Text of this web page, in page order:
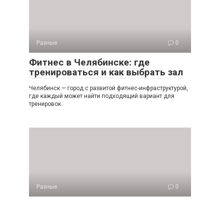
Разные 0
Фитнес в Челябинске: где
тренироваться и как выбрать зал
Челябинск — город с развитой фитнес-инфраструктурой,
где каждый может найти подходящий вариант для
тренировок.
Разные 0